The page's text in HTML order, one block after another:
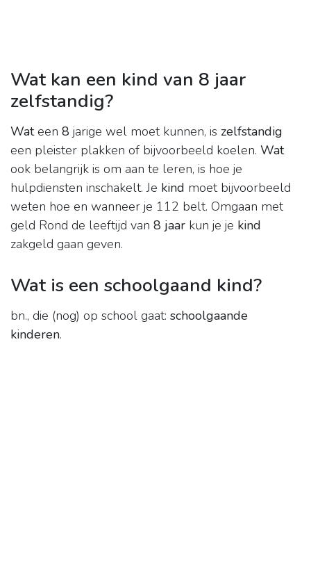
Wat kan een kind van 8 jaar
zelfstandig?
Wateen 8 jarige wel moet kunnen, is zelfstandig
een pleister plakken of bijvoorbeeld koelen. Wat
ook belangrijk is om aan te leren, is hoe je
hulpdiensten inschakelt. Je kind moet bijvoorbeeld
weten hoe en wanneer je 112 belt. Omgaan met
geld Rond de leeftijd van 8 jaar kun je je kind
zakgeld gaan geven.
Wat is een schoolgaand kind?
bn., die (nog) op school gaat: schoolgaande
kinderen.